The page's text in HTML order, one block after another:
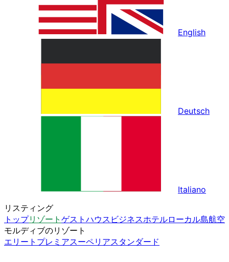
English
Deutsch
Italiano
リスティング
トップリゾート ゲストハウス ビジネスホテルローカル島航空
モルディブのリゾート
エリート プレミアスーペリアスタンダード